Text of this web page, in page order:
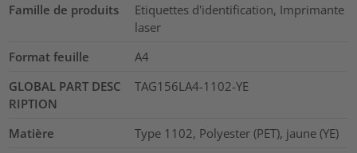
Famille de produits
Etiquettes d'identification, Imprimante
laser
Format feuille
A4
GLOBAL PART DESC
RIPTION
TAG156LA4-1102-YE
Matière
Type 1102, Polyester (PET), jaune (YE)